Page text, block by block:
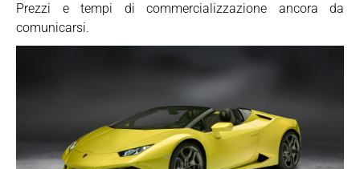
Prezzi e tempi di commercializzazione ancora da
comunicarsi.